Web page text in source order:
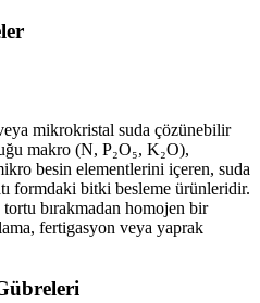
mikrokristal suda çözünebilir
makro (N, P₂O₅, K₂O),
besin elementlerini içeren, suda
formdaki bitki besleme ürünleridir.
bırakmadan homojen bir
fertigasyon veya yaprak